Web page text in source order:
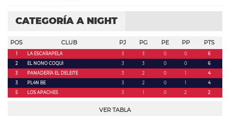
CATEGORÍA A NIGHT
POS CLUB PJ PG PE PP PTS
1 LA ESCARAPELA 3 3 0 0
6
2
EL NONO COQUI 3 3 0 0
6
3
PANADERÍA EL DELEITE 3 2 0 1
4
3
PL4N BE 3 2 0 1
4
5
LOS APACHES 3 1 0 2 2
VER TABLA